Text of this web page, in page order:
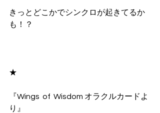
きっとどこかでシンクロが起きてるか
も！？
★
『Wings  of  Wisdom オラクルカードよ
り』